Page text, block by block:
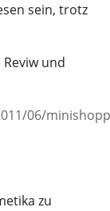
sein, trotz
und
06/
zu